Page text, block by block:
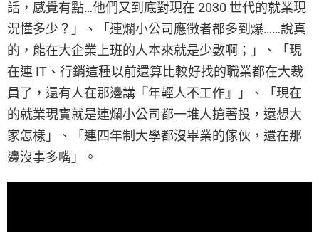
話，感覺有點…他們又到底對現在 2030 世代的就業現
況懂多少？」、「連爛小公司應徵者都多到爆……說真
的，能在大企業上班的人本來就是少數啊；」、「現
在連 IT、行銷這種以前還算比較好找的職業都在大裁
員了，還有人在那邊講『年輕人不工作』」、「現在
的就業現實就是連爛小公司都一堆人搶著投，還想大
家怎樣」、「連四年制大學都沒畢業的傢伙，還在那
邊沒事多嘴」。